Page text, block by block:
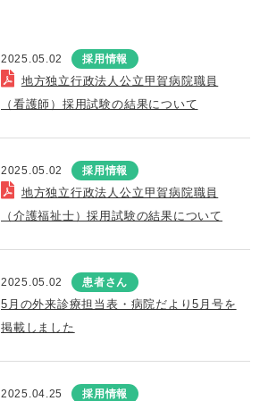
2025.05.02 採用情報
地方独立行政法人公立甲賀病院職員
（看護師）採用試験の結果について
2025.05.02 採用情報
地方独立行政法人公立甲賀病院職員
（介護福祉士）採用試験の結果について
2025.05.02 患者さん
5月の外来診療担当表・病院だより5月号を
掲載しました
2025.04.25 採用情報